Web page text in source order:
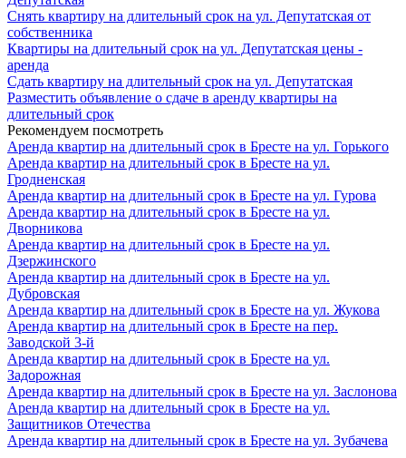
Снять квартиру на длительный срок на ул. Депутатская от
собственника
Квартиры на длительный срок на ул. Депутатская цены -
аренда
Сдать квартиру на длительный срок на ул. Депутатская
Разместить объявление о сдаче в аренду квартиры на
длительный срок
Рекомендуем посмотреть
Аренда квартир на длительный срок в Бресте на ул. Горького
Аренда квартир на длительный срок в Бресте на ул.
Гродненская
Аренда квартир на длительный срок в Бресте на ул. Гурова
Аренда квартир на длительный срок в Бресте на ул.
Дворникова
Аренда квартир на длительный срок в Бресте на ул.
Дзержинского
Аренда квартир на длительный срок в Бресте на ул.
Дубровская
Аренда квартир на длительный срок в Бресте на ул. Жукова
Аренда квартир на длительный срок в Бресте на пер.
Заводской 3-й
Аренда квартир на длительный срок в Бресте на ул.
Задорожная
Аренда квартир на длительный срок в Бресте на ул. Заслонова
Аренда квартир на длительный срок в Бресте на ул.
Защитников Отечества
Аренда квартир на длительный срок в Бресте на ул. Зубачева